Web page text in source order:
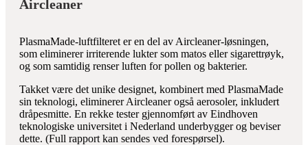
Aircleaner
PlasmaMade-luftfilteret er en del av Aircleaner-løsningen,
som eliminerer irriterende lukter som matos eller sigarettrøyk,
og som samtidig renser luften for pollen og bakterier.
Takket være det unike designet, kombinert med PlasmaMade
sin teknologi, eliminerer Aircleaner også aerosoler, inkludert
dråpesmitte. En rekke tester gjennomført av Eindhoven
teknologiske universitet i Nederland underbygger og beviser
dette. (Full rapport kan sendes ved forespørsel).